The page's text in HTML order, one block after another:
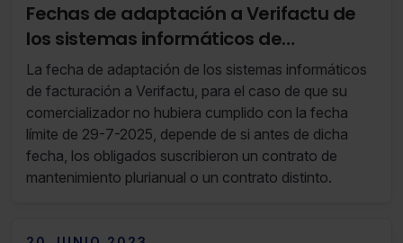
Fechas de adaptación a Verifactu de
los sistemas informáticos de
facturación
La fecha de adaptación de los sistemas informáticos
de facturación a Verifactu, para el caso de que su
comercializador no hubiera cumplido con la fecha
límite de 29-7-2025, depende de si antes de dicha
fecha, los obligados suscribieron un contrato de
mantenimiento plurianual o un contrato distinto.